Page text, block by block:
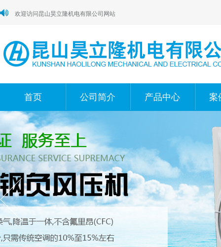
欢迎访问昆山昊立隆机电有限公司网站
首页 公司简介 产品中心 案